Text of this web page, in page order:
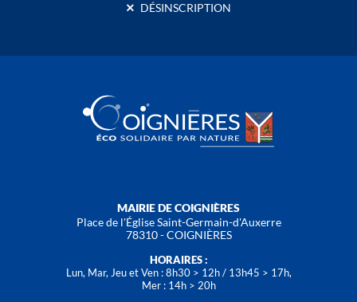
DÉSINSCRIPTION
MAIRIE DE COIGNIÈRES
Place de l'Église Saint-Germain-d'Auxerre
78310 - COIGNIÈRES
HORAIRES :
Lun, Mar, Jeu et Ven : 8h30 > 12h / 13h45 > 17h,
Mer : 14h > 20h